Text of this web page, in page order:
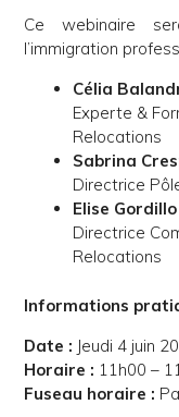
Ce webinaire
l’immigration
Célia
Experte &
Relocations
Sabrina
Directrice
Elise Gordillo
Directrice
Relocations
Informations
Date : Jeudi 4 juin
Horaire : 11h00 –
Fuseau horaire :